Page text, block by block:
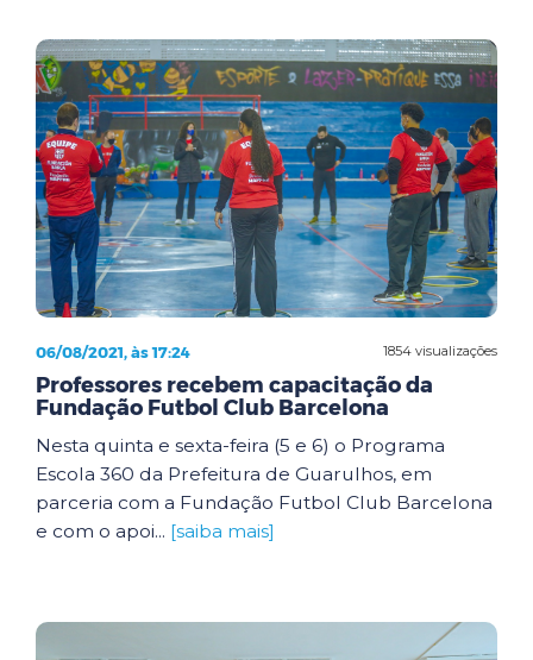
1854 visualizações
06/08/2021, às 17:24
Professores recebem capacitação da
Fundação Futbol Club Barcelona
Nesta quinta e sexta-feira (5 e 6) o Programa
Escola 360 da Prefeitura de Guarulhos, em
parceria com a Fundação Futbol Club Barcelona
e com o apoi... [saiba mais]